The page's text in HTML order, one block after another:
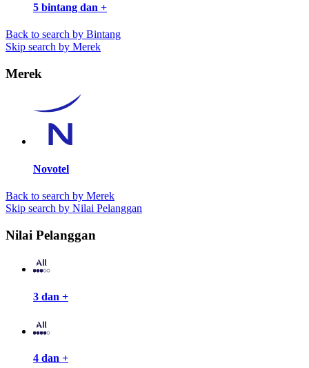
5 bintang dan +
Back to search by Bintang
Skip search by Merek
Merek
Novotel
Back to search by Merek
Skip search by Nilai Pelanggan
Nilai Pelanggan
3 dan +
4 dan +